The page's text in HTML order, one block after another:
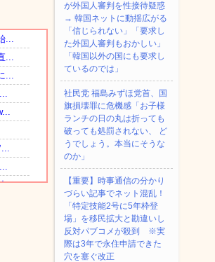
が外国人審判を性接待疑惑
→ 韓国ネットに動揺広がる
「信じられない」「要求し
た外国人審判もおかしい」
「韓国以外の国にも要求し
ているのでは」
社民党 福島みずほ党首、国
旗損壊罪に危機感「お子様
ランチの日の丸は折っても
破っても処罰されない、 ど
うでしょう。本当にそうな
のか」
【重要】時事通信の分かり
づらい記事でネット混乱！
「特定技能2号に5年枠登
場」を移民拡大と勘違いし
反対パブコメが殺到 ※実
際は3年で永住申請できた
穴を塞ぐ改正